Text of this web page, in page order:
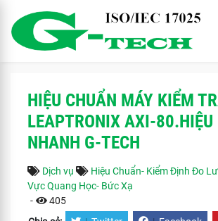
HIỆU CHUẨN MÁY KIỂM
LEAPTRONIX AXI-80.HIỆU
NHANH G-TECH
Dịch vụ Hiệu Chuẩn- Kiểm Định Đo
Vực Quang Học- Bức Xạ
-
405